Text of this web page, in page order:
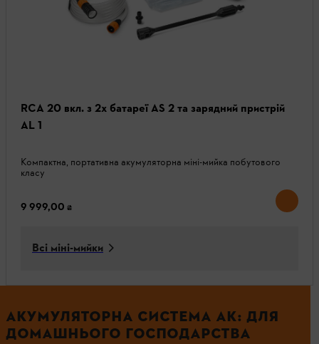
RCA 20 вкл. з 2x батареї AS 2 та зарядний пристрій
AL 1
Компактна, портативна акумуляторна міні-мийка побутового
класу
9 999,00 ₴
Всі міні-мийки
АКУМУЛЯТОРНА СИСТЕМА АК: ДЛЯ
ДОМАШНЬОГО ГОСПОДАРСТВА